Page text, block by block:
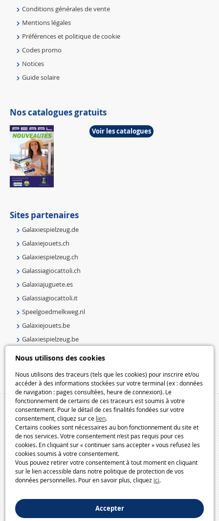
Nous utilisons des cookies
Nous utilisons des traceurs (tels que les cookies) pour inscrire et/ou
accéder à des informations stockées sur votre terminal (ex : données
de navigation : pages consultées, heure de connexion). Le
fonctionnement de certains de ces traceurs est soumis à votre
consentement. Pour le détail de ces finalités fondées sur votre
consentement, cliquez sur ce lien.
Certains cookies sont nécessaires au bon fonctionnement du site et
de nos services. Votre consentement n’est pas requis pour ces
cookies. En cliquant sur « continuer sans accepter » vous refusez les
cookies soumis à votre consentement.
Vous pouvez retirer votre consentement à tout moment en cliquant
sur le lien accessible dans notre politique de protection de vos
données personnelles. Pour en savoir plus, cliquez ici.
Accepter
Conditions générales de vente
Mentions légales
Préférences et politique de cookie
Codes promo
Notices
Guide solaire
Nos catalogues gratuits
Voir les catalogues
Sites partenaires
Galaxiespielzeug.de
Galaxiejouets.ch
Galaxiespielzeug.ch
Galassiagiocattoli.ch
Galaxiajuguete.es
Galassiagiocattoli.it
Speelgoedmelkweg.nl
Galaxiejouets.be
Galaxiespielzeug.be